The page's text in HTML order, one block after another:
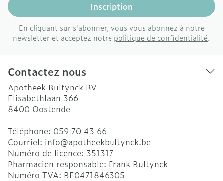
Inscription
En cliquant sur s'abonner, vous vous abonnez à notre
newsletter et acceptez notre politique de confidentialité.
Contactez nous
Apotheek Bultynck BV
Elisabethlaan 366
8400 Oostende
Téléphone: 059 70 43 66
Courriel: info@apotheekbultynck.be
Numéro de licence: 351317
Pharmacien responsable: Frank Bultynck
Numéro TVA: BE0471846305